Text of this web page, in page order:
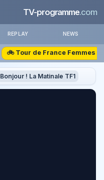
TV-programme.com
REPLAY NEWS
🚲 Tour de France Femmes
Bonjour ! La Matinale TF1